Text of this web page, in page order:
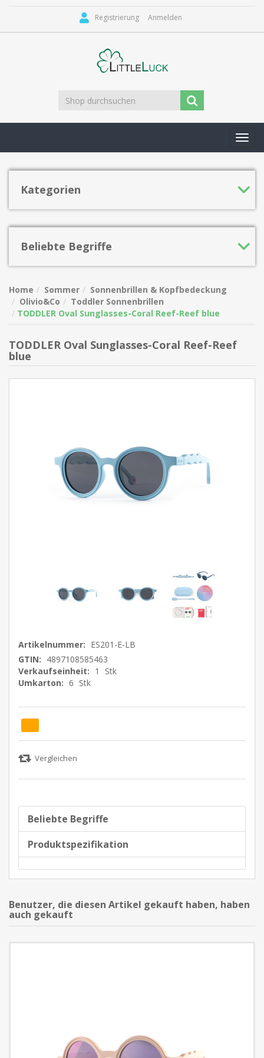
Registrierung Anmelden
Kategorien
Beliebte Begriffe
Home Sommer
Sonnenbrillen & Kopfbedeckung
Olivio&Co
Toddler Sonnenbrillen
TODDLER Oval Sunglasses-Coral Reef-Reef blue
TODDLER Oval Sunglasses-Coral Reef-Reef
blue
Artikelnummer: ES201-E-LB
GTIN: 4897108585463
Verkaufseinheit: 1
Stk
Umkarton: 6 Stk
Beliebte Begriffe
Produktspezifikation
Benutzer, die diesen Artikel gekauft haben, haben
auch gekauft